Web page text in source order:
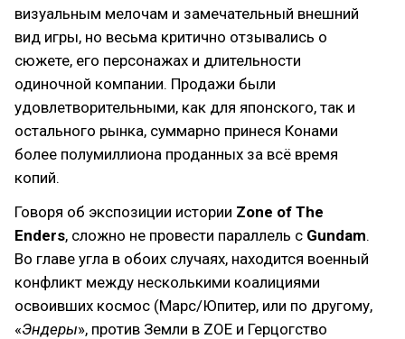
визуальным мелочам и замечательный внешний
вид игры, но весьма критично отзывались о
сюжете, его персонажах и длительности
одиночной компании. Продажи были
удовлетворительными, как для японского, так и
остального рынка, суммарно принеся Конами
более полумиллиона проданных за всё время
копий.
Говоря об экспозиции истории Zone of The
Enders, сложно не провести параллель с Gundam.
Во главе угла в обоих случаях, находится военный
конфликт между несколькими коалициями
освоивших космос (Марс/Юпитер, или по другому,
«Эндеры», против Земли в ZOE и Герцогство